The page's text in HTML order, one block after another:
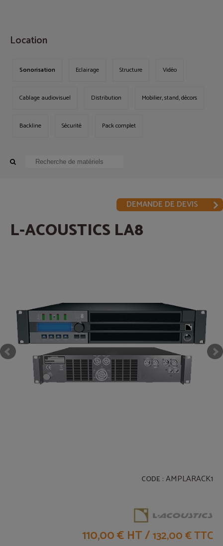
Location
Sonorisation Eclairage Structure Vidéo
Cablage audiovisuel Distribution Mobilier, stand, décors
Backline Sécurité Pack complet
DEMANDE DE DEVIS
L-ACOUSTICS LA8
CODE : AMPLARACK1
110,00 € HT/132,00 € TTC